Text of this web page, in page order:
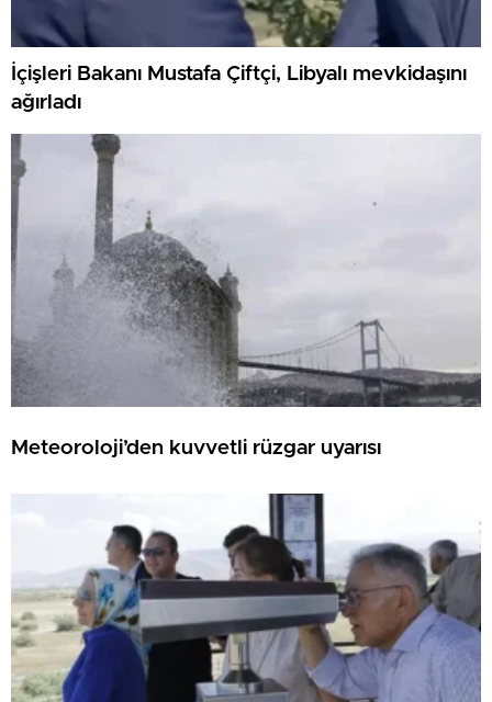
İçişleri Bakanı Mustafa Çiftçi, Libyalı mevkidaşını
ağırladı
Meteoroloji’den kuvvetli rüzgar uyarısı